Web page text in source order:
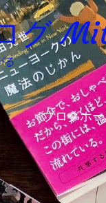
グ
る
ブログホ